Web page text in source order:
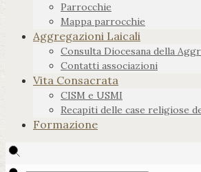
Parrocchie
Mappa parrocchie
Aggregazioni Laicali
Consulta Diocesana della
Contatti associazioni
Vita Consacrata
CISM e USMI
Recapiti delle case religiose
Formazione